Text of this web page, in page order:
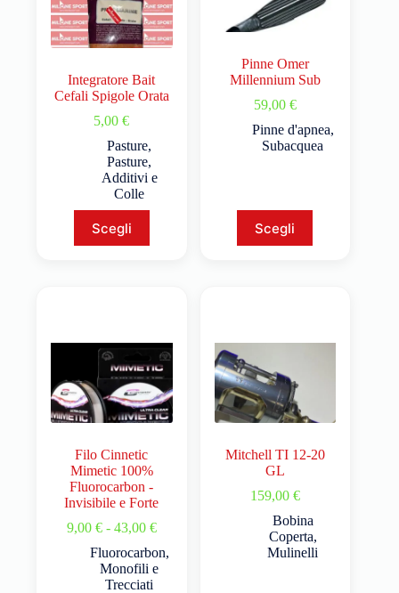
Integratore Bait
Cefali Spigole Orata
5,00€
Pasture,
Pasture,
Additivi e
Colle
Scegli
Pinne Omer
Millennium Sub
59,00 €
Pinne d'apnea,
Subacquea
Scegli
Filo Cinnetic
Mimetic 100%
Fluorocarbon -
Invisibile e Forte
9,00 € - 43,00 €
Fluorocarbon,
Monofili e
Trecciati
Mitchell TI 12-20
GL
159,00 €
Bobina
Coperta,
Mulinelli